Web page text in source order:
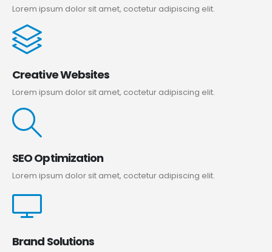
Lorem ipsum dolor sit amet, coctetur adipiscing elit.
Creative Websites
Lorem ipsum dolor sit amet, coctetur adipiscing elit.
SEO Optimization
Lorem ipsum dolor sit amet, coctetur adipiscing elit.
Brand Solutions